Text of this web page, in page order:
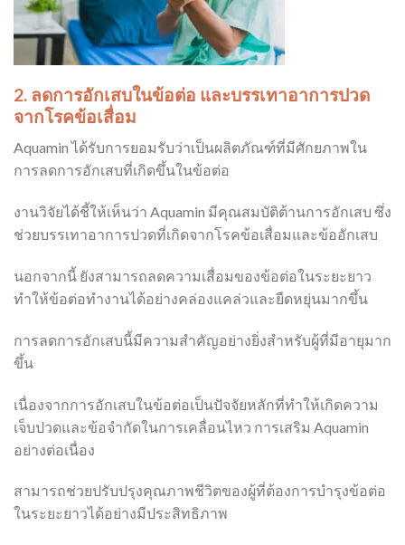
2. ลดการอักเสบในข้อต่อ และบรรเทาอาการปวด
จากโรคข้อเสื่อม
Aquamin ได้รับการยอมรับว่าเป็นผลิตภัณฑ์ที่มีศักยภาพใน
การลดการอักเสบที่เกิดขึ้นในข้อต่อ
งานวิจัยได้ชี้ให้เห็นว่า Aquamin มีคุณสมบัติต้านการอักเสบ ซึ่ง
ช่วยบรรเทาอาการปวดที่เกิดจากโรคข้อเสื่อมและข้ออักเสบ
นอกจากนี้ ยังสามารถลดความเสื่อมของข้อต่อในระยะยาว
ทำให้ข้อต่อทำงานได้อย่างคล่องแคล่วและยืดหยุ่นมากขึ้น
การลดการอักเสบนี้มีความสำคัญอย่างยิ่งสำหรับผู้ที่มีอายุมาก
ขึ้น
เนื่องจากการอักเสบในข้อต่อเป็นปัจจัยหลักที่ทำให้เกิดความ
เจ็บปวดและข้อจำกัดในการเคลื่อนไหว การเสริม Aquamin
อย่างต่อเนื่อง
สามารถช่วยปรับปรุงคุณภาพชีวิตของผู้ที่ต้องการบำรุงข้อต่อ
ในระยะยาวได้อย่างมีประสิทธิภาพ